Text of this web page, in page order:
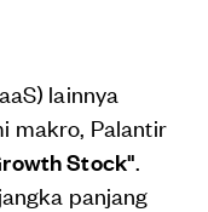
lainnya
makro, Palantir
Stock".
panjang